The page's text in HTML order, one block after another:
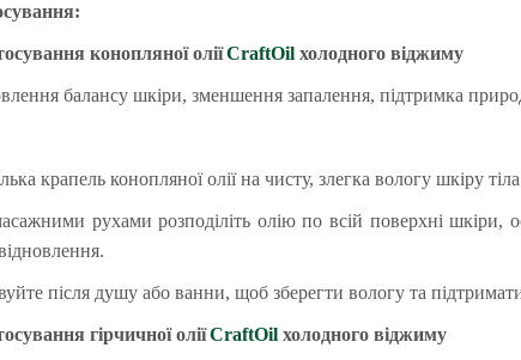
конопляної оліїCraftOil холодного віджиму
балансу шкіри, зменшення запалення, підтримка
крапель конопляної олії на чисту, злегка вологу шкіру
рухами розподіліть олію по всій поверхні шкіри,
після душу або ванни, щоб зберегти вологу та
гірчичної оліїCraftOil холодного віджиму